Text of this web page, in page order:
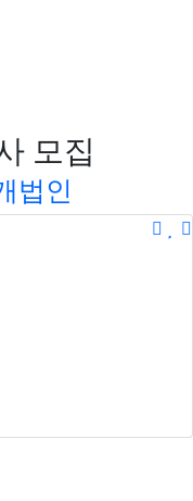
모집
법인